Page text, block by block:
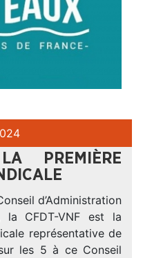
PREMIÈRE
d’Administration
CFDT-VNF est la
représentative de
les 5 à ce Conseil